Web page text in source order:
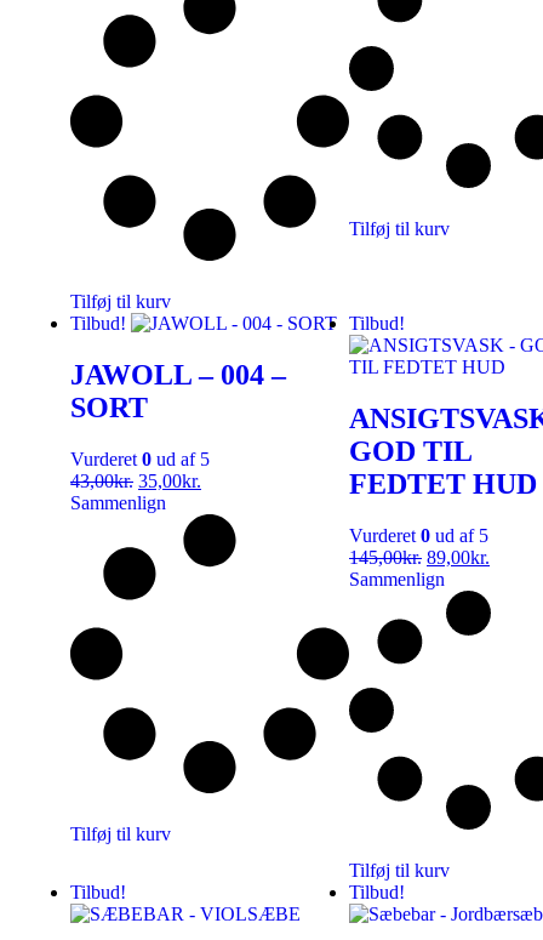
Tilføj til kurv
Tilføj til kurv
Tilbud!
JAWOLL – 004 –
SORT
Vurderet 0 ud af 5
43,00kr. 35,00kr.
Sammenlign
Tilføj til kurv
Tilbud!
GOD TIL
FEDTET HUD
Vurderet 0 ud af 5
145,00kr. 89,00kr.
Sammenlign
Tilføj til kurv
Tilbud!
Tilbud!